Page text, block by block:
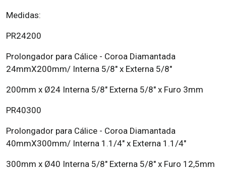
Medidas:
PR24200
Prolongador para Cálice - Coroa Diamantada
24mmX200mm/ Interna 5/8" x Externa 5/8"
200mm x Ø24 Interna 5/8" Externa 5/8" x Furo 3mm
PR40300
Prolongador para Cálice - Coroa Diamantada
40mmX300mm/ Interna 1.1/4" x Externa 1.1/4"
300mm x Ø40 Interna 5/8" Externa 5/8" x Furo 12,5mm